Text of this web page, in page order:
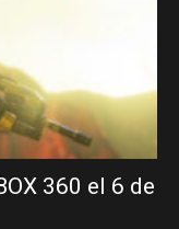
360 el 6 de